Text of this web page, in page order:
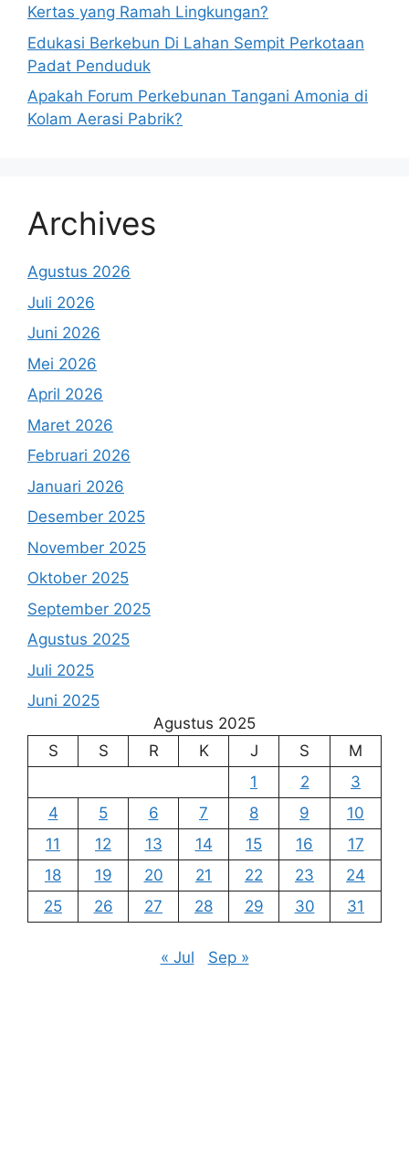
Kertas yang Ramah Lingkungan?
Edukasi Berkebun Di Lahan Sempit Perkotaan
Padat Penduduk
Apakah Forum Perkebunan Tangani Amonia di
Kolam Aerasi Pabrik?
Archives
Agustus 2026
Juli 2026
Juni 2026
Mei 2026
April 2026
Maret 2026
Februari 2026
Januari 2026
Desember 2025
November 2025
Oktober 2025
September 2025
Agustus 2025
Juli 2025
Juni 2025
Agustus 2025
S
S R K J S
M
1
2
3
4
5 6 7 8 9
10
11
12 13 14 15 16
17
18
19 20 21 22 23
24
25
26 27 28 29 30 31
« Jul Sep »